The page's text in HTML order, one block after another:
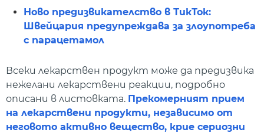
Ново предизвикателство в ТикТок:
Швейцария предупреждава за злоупотреба
с парацетамол
Всеки лекарствен продукт може да предизвика
нежелани лекарствени реакции, подробно
описани в листовката. Прекомерният прием
на лекарствени продукти, независимо от
неговото активно вещество, крие сериозни